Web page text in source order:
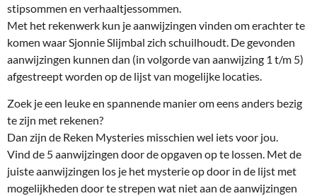
stipsommen en verhaaltjessommen.
Met het rekenwerk kun je aanwijzingen vinden om erachter te
komen waar Sjonnie Slijmbal zich schuilhoudt. De gevonden
aanwijzingen kunnen dan (in volgorde van aanwijzing 1 t/m 5)
afgestreept worden op de lijst van mogelijke locaties.
Zoek je een leuke en spannende manier om eens anders bezig
te zijn met rekenen?
Dan zijn de Reken Mysteries misschien wel iets voor jou.
Vind de 5 aanwijzingen door de opgaven op te lossen. Met de
juiste aanwijzingen los je het mysterie op door in de lijst met
mogelijkheden door te strepen wat niet aan de aanwijzingen